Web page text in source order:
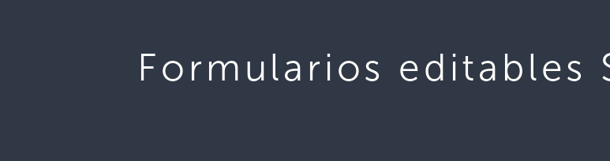
Formularios editables